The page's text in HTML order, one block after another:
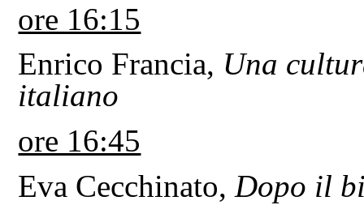
ore 16:15
Enrico Francia, Una
italiano
ore 16:45
Eva Cecchinato,Dopo il